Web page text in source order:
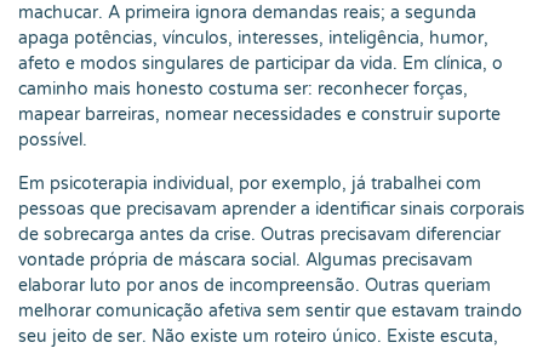
machucar. A primeira ignora demandas reais; a segunda
apaga potências, vínculos, interesses, inteligência, humor,
afeto e modos singulares de participar da vida. Em clínica, o
caminho mais honesto costuma ser: reconhecer forças,
mapear barreiras, nomear necessidades e construir suporte
possível.
Em psicoterapia individual, por exemplo, já trabalhei com
pessoas que precisavam aprender a identificar sinais corporais
de sobrecarga antes da crise. Outras precisavam diferenciar
vontade própria de máscara social. Algumas precisavam
elaborar luto por anos de incompreensão. Outras queriam
melhorar comunicação afetiva sem sentir que estavam traindo
seu jeito de ser. Não existe um roteiro único. Existe escuta,